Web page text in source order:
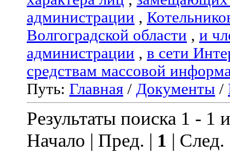
администрации ,
Волгоградской области , и
администрации , в сети
средствам массовой
Путь: Главная / Документы /
Результаты поиска 1 - 1
Начало | Пред. | 1 |